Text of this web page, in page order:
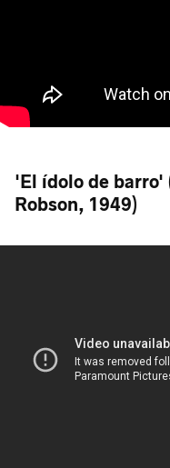
'El ídolo de
Robson, 1949)